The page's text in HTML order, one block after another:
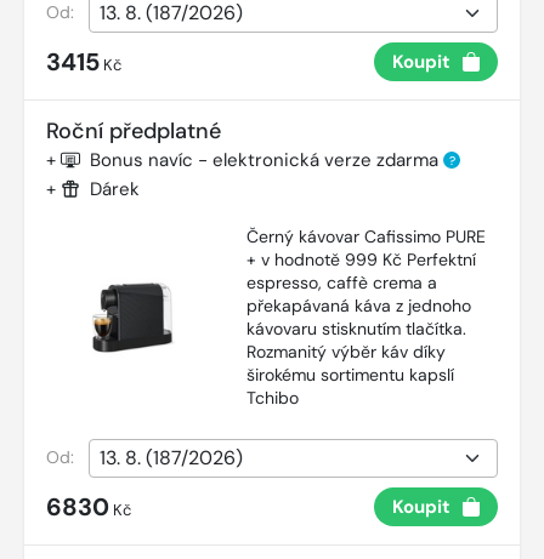
Od:
3415 Kč Koupit
Roční předplatné
+ Bonus navíc - elektronická verze zdarma ?
+ Dárek
Černý kávovar Cafissimo PURE
+ v hodnotě 999 Kč Perfektní
espresso, caffè crema a
překapávaná káva z jednoho
kávovaru stisknutím tlačítka.
Rozmanitý výběr káv díky
širokému sortimentu kapslí
Tchibo
Od:
6830 Kč Koupit